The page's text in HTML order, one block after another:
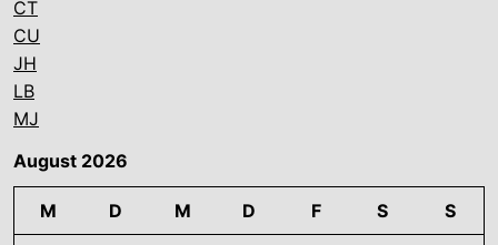
CT
CU
JH
LB
MJ
August 2026
M D M D F S S